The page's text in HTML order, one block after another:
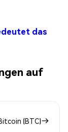
das
auf
(BTC)